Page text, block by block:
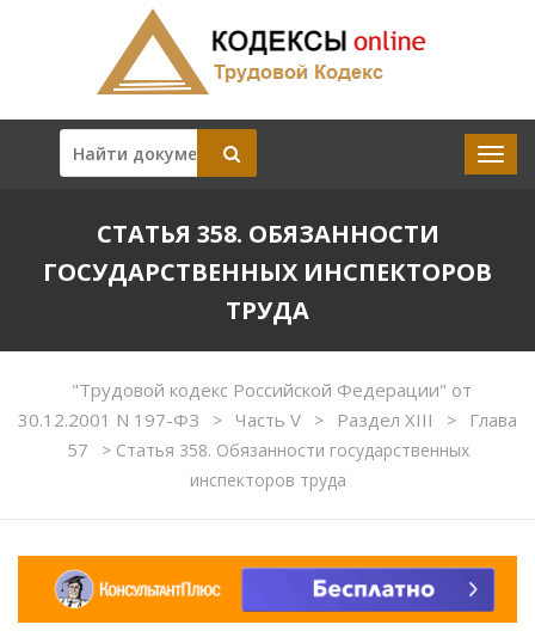
СТАТЬЯ 358. ОБЯЗАННОСТИ
ГОСУДАРСТВЕННЫХ ИНСПЕКТОРОВ
ТРУДА
"Трудовой кодекс Российской Федерации" от
30.12.2001 N 197-ФЗ
> Часть V > Раздел XIII >
Глава
57
>Статья 358. Обязанности государственных
инспекторов труда